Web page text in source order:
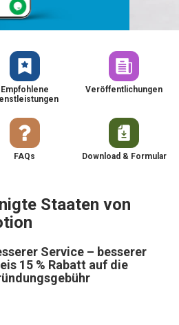
Empfohlene
Veröffentlichungen
FAQs Download & Formular
Staaten von
Service – besserer
15 % Rabatt auf die